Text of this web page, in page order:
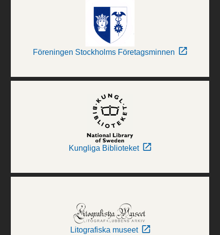
Föreningen Stockholms Företagsminnen
Kungliga Biblioteket
Litografiska museet